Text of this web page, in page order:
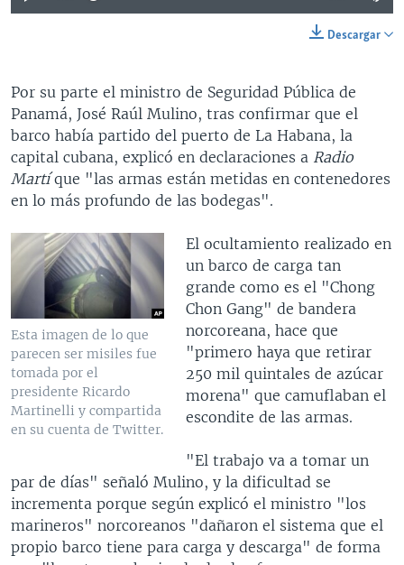
Descargar
Por su parte el ministro de Seguridad Pública de
Panamá, José Raúl Mulino, tras confirmar que el
barco había partido del puerto de La Habana, la
capital cubana, explicó en declaraciones a Radio
Martíque "las armas están metidas en contenedores
en lo más profundo de las bodegas".
Esta imagen de lo que
parecen ser misiles fue
tomada por el
presidente Ricardo
Martinelli y compartida
en su cuenta de Twitter.
El ocultamiento realizado en
un barco de carga tan
grande como es el "Chong
Chon Gang" de bandera
norcoreana, hace que
"primero haya que retirar
250 mil quintales de azúcar
morena" que camuflaban el
escondite de las armas.
"El trabajo va a tomar un
par de días" señaló Mulino, y la dificultad se
incrementa porque según explicó el ministro "los
marineros" norcoreanos "dañaron el sistema que el
propio barco tiene para carga y descarga" de forma